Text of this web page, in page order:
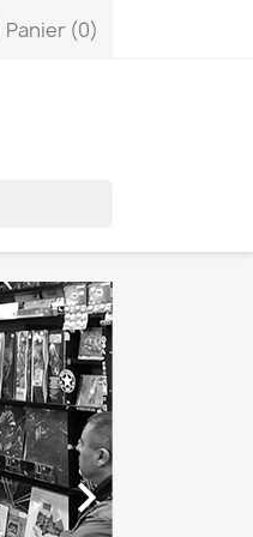
Panier (0)
